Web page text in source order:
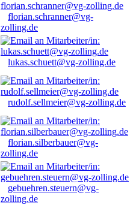
florian.schranner@vg-
zolling.de
lukas.schuett@vg-zolling.de
rudolf.sellmeier@vg-zolling.de
florian.silberbauer@vg-
zolling.de
gebuehren.steuern@vg-
zolling.de